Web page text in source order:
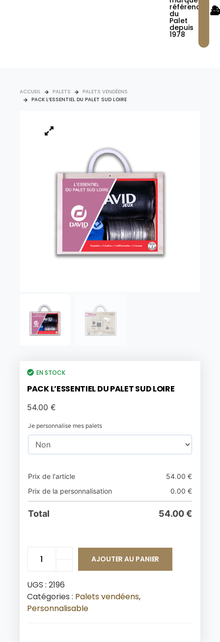
référence
du
Palet
depuis
1978
ACCUEIL PALETS
PALETS VENDÉENS
PACK L’ESSENTIEL DU PALET SUD LOIRE
EN STOCK
PACK L’ESSENTIEL DU PALET SUD LOIRE
54.00 €
Je personnalise mes palets
Prix de l'article 54.00 €
Prix de la personnalisation
0.00 €
Total 54.00€
AJOUTER AU PANIER
UGS : 2196
Catégories : Palets vendéens,
Personnalisable